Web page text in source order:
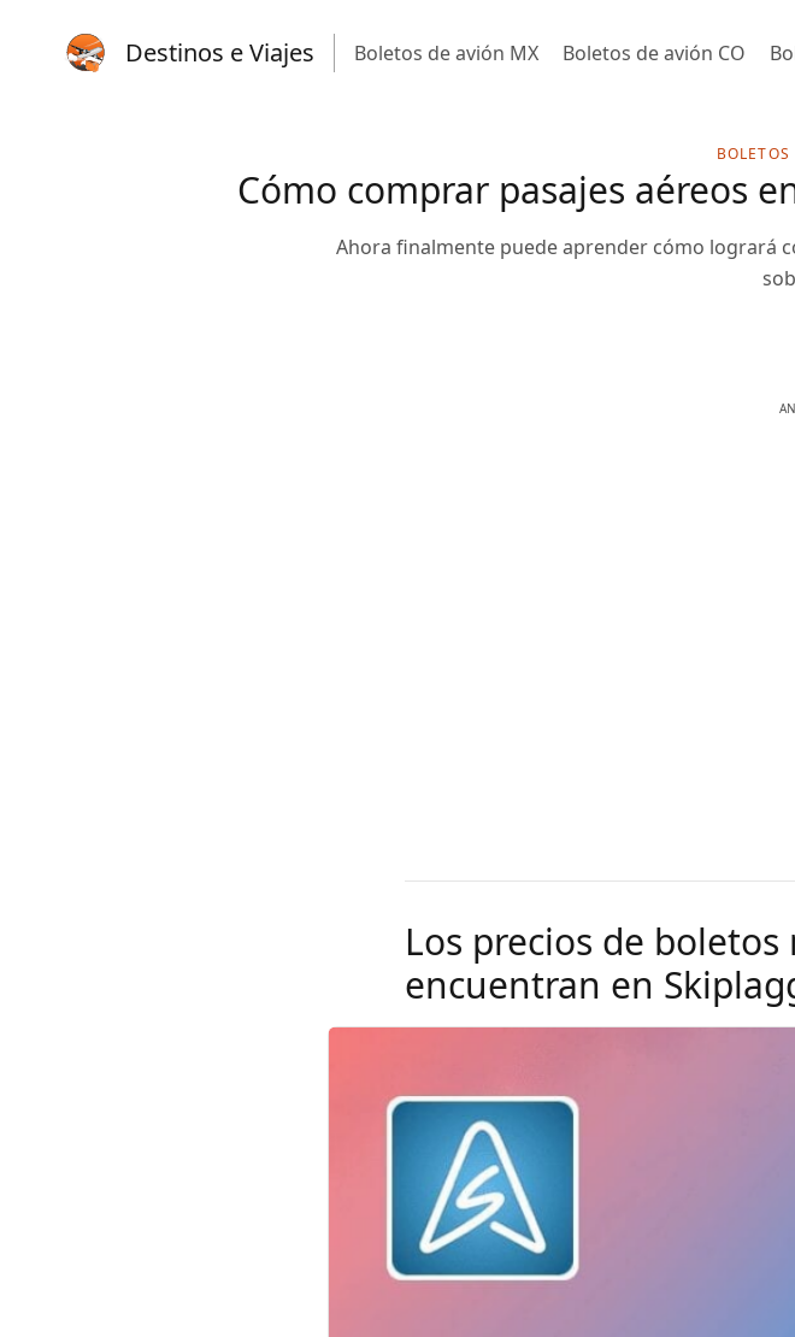
Destinos e Viajes Boletos de avión MX Boletos de avión CO
Cómo comprar pasajes aéreos
Ahora finalmente puede aprender cómo logrará
Los precios de boletos
encuentran en